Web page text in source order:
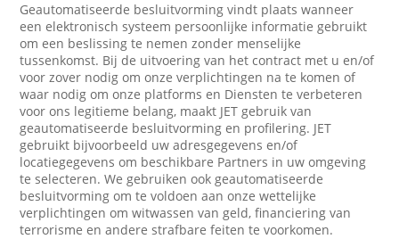
Geautomatiseerde besluitvorming vindt plaats wanneer
een elektronisch systeem persoonlijke informatie gebruikt
om een beslissing te nemen zonder menselijke
tussenkomst. Bij de uitvoering van het contract met u en/of
voor zover nodig om onze verplichtingen na te komen of
waar nodig om onze platforms en Diensten te verbeteren
voor ons legitieme belang, maakt JET gebruik van
geautomatiseerde besluitvorming en profilering. JET
gebruikt bijvoorbeeld uw adresgegevens en/of
locatiegegevens om beschikbare Partners in uw omgeving
te selecteren. We gebruiken ook geautomatiseerde
besluitvorming om te voldoen aan onze wettelijke
verplichtingen om witwassen van geld, financiering van
terrorisme en andere strafbare feiten te voorkomen.